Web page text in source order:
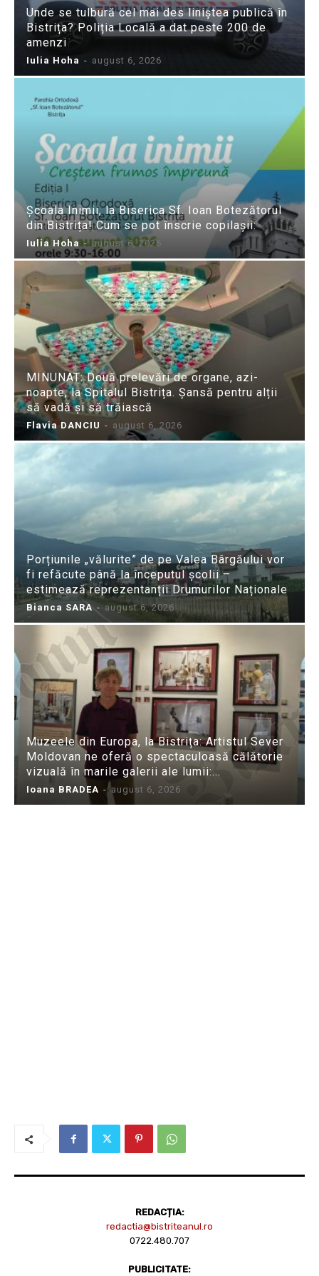
Unde se tulbură cel mai des liniștea publică în
Bistrița? Poliția Locală a dat peste 200 de
amenzi
Iulia Hoha - august 6, 2026
Școala Inimii, la Biserica Sf. Ioan Botezătorul
din Bistrița! Cum se pot înscrie copilașii:
Iulia Hoha - august 6, 2026
MINUNAT: Două prelevări de organe, azi-
noapte, la Spitalul Bistrița. Șansă pentru alții
să vadă și să trăiască
Flavia DANCIU - august 6, 2026
Porțiunile „vălurite” de pe Valea Bârgăului vor
fi refăcute până la începutul școlii –
estimează reprezentanții Drumurilor Naționale
Bianca SARA - august 6, 2026
Muzeele din Europa, la Bistrița: Artistul Sever
Moldovan ne oferă o spectaculoasă călătorie
vizuală în marile galerii ale lumii:...
Ioana BRADEA - august 6, 2026
REDACȚIA:
redactia@bistriteanul.ro
0722.480.707
PUBLICITATE: